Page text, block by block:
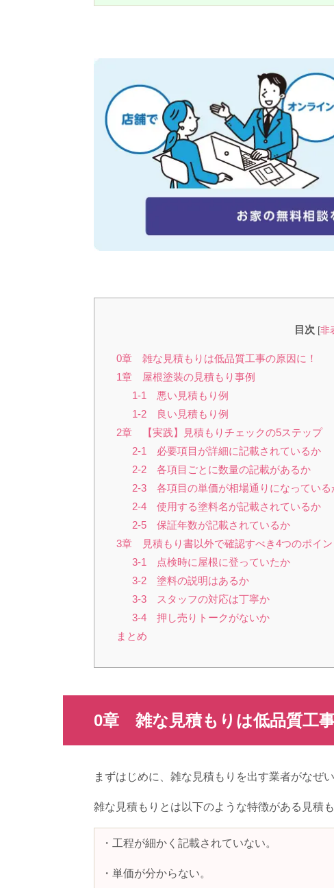
目次 [非
0章 雑な見積もりは低品質工事の原因に！
1章 屋根塗装の見積もり事例
1-1 悪い見積もり例
1-2 良い見積もり例
2章 【実践】見積もりチェックの5ステップ
2-1 必要項目が詳細に記載されているか
2-2 各項目ごとに数量の記載があるか
2-3 各項目の単価が相場通りになっている
2-4 使用する塗料名が記載されているか
2-5 保証年数が記載されているか
3章 見積もり書以外で確認すべき4つのポイン
3-1 点検時に屋根に登っていたか
3-2 塗料の説明はあるか
3-3 スタッフの対応は丁寧か
3-4 押し売りトークがないか
まとめ
0章 雑な見積もりは低品質工事
まずはじめに、雑な見積もりを出す業者がなぜ
雑な見積もりとは以下のような特徴がある見積も
・工程が細かく記載されていない。
・単価が分からない。